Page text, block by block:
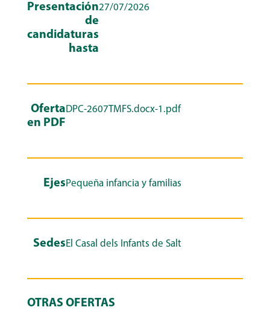
Presentación
de
candidaturas
hasta
27/07/2026
Oferta
en PDF
DPC-2607TMFS.docx-1.pdf
EjesPequeña infancia y familias
SedesEl Casal dels Infants de Salt
OTRAS OFERTAS